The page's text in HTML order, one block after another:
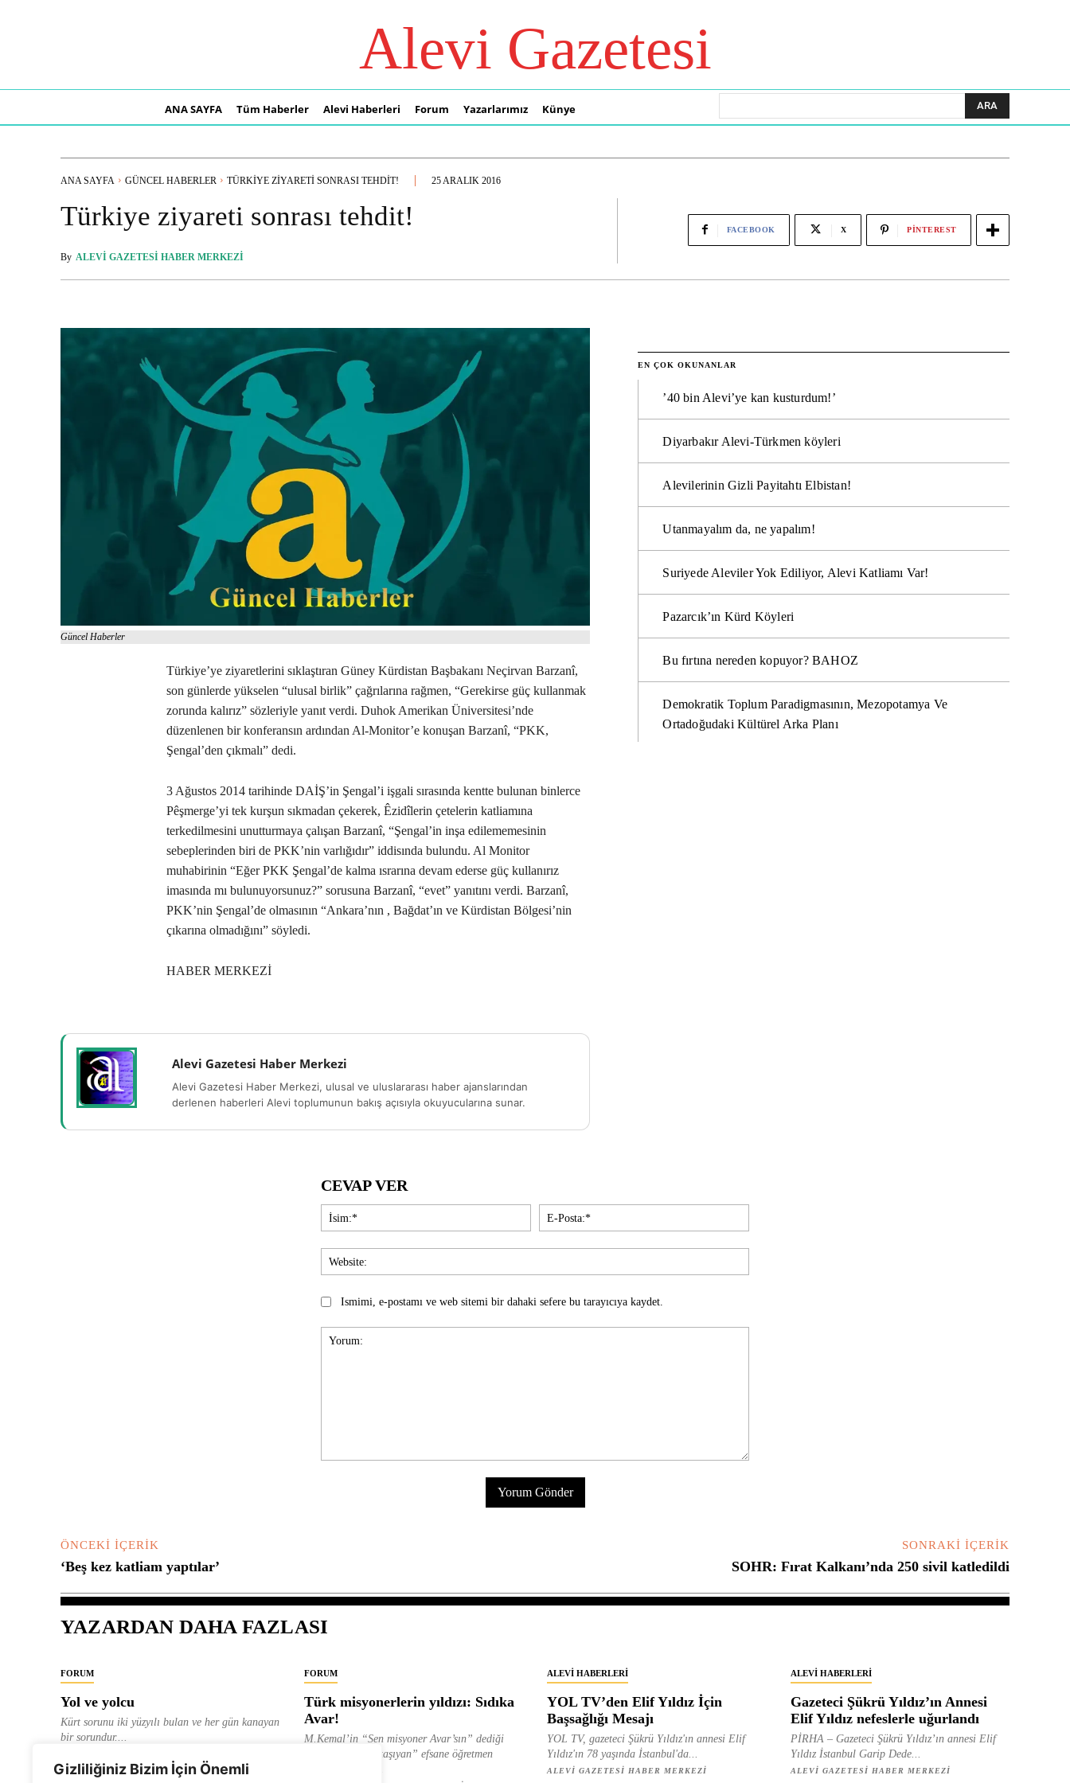
Gizliliğiniz Bizim İçin Önemli
Alevi Gazetesi
ANA SAYFA Tüm Haberler Alevi Haberleri Forum Yazarlarımız Künye ARA
ANA SAYFA GÜNCEL HABERLER TÜRKIYE ZIYARETI SONRASI TEHDIT! 25 ARALIK 2016
Türkiye ziyareti sonrası tehdit!
By ALEVI GAZETESI HABER MERKEZI
FACEBOOK X PINTEREST
Güncel Haberler
Türkiye’ye ziyaretlerini sıklaştıran Güney Kürdistan Başbakanı Neçirvan Barzanî,
son günlerde yükselen “ulusal birlik” çağrılarına rağmen, “Gerekirse güç kullanmak
zorunda kalırız” sözleriyle yanıt verdi. Duhok Amerikan Üniversitesi’nde
düzenlenen bir konferansın ardından Al-Monitor’e konuşan Barzanî, “PKK,
Şengal’den çıkmalı” dedi.
3 Ağustos 2014 tarihinde DAİŞ’in Şengal’i işgali sırasında kentte bulunan binlerce
Pêşmerge’yi tek kurşun sıkmadan çekerek, Êzidîlerin çetelerin katliamına
terkedilmesini unutturmaya çalışan Barzanî, “Şengal’in inşa edilememesinin
sebeplerinden biri de PKK’nin varlığıdır” iddisında bulundu. Al Monitor
muhabirinin “Eğer PKK Şengal’de kalma ısrarına devam ederse güç kullanırız
imasında mı bulunuyorsunuz?” sorusuna Barzanî, “evet” yanıtını verdi. Barzanî,
PKK’nin Şengal’de olmasının “Ankara’nın , Bağdat’ın ve Kürdistan Bölgesi’nin
çıkarına olmadığını” söyledi.
HABER MERKEZİ
Alevi Gazetesi Haber Merkezi
Alevi Gazetesi Haber Merkezi, ulusal ve uluslararası haber ajanslarından
derlenen haberleri Alevi toplumunun bakış açısıyla okuyucularına sunar.
EN ÇOK OKUNANLAR
’40 bin Alevi’ye kan kusturdum!’
Diyarbakır Alevi-Türkmen köyleri
Alevilerinin Gizli Payitahtı Elbistan!
Utanmayalım da, ne yapalım!
Suriyede Aleviler Yok Ediliyor, Alevi Katliamı Var!
Pazarcık’ın Kürd Köyleri
Bu fırtına nereden kopuyor? BAHOZ
Demokratik Toplum Paradigmasının, Mezopotamya Ve
Ortadoğudaki Kültürel Arka Planı
CEVAP VER
İsim:*
Posta:*
Ismimi, e-postamı ve web sitemi bir dahaki sefere bu tarayıcıya kaydet.
ÖNCEKI İÇERIK
‘Beş kez katliam yaptılar’
SONRAKI İÇERIK
SOHR: Fırat Kalkanı’nda 250 sivil katledildi
YAZARDAN DAHA FAZLASI
FORUM
Yol ve yolcu
Kürt sorunu iki yüzyılı bulan ve her gün kanayan
bir sorundur....
FORUM
Türk misyonerlerin yıldızı: Sıdıka
Avar!
M.Kemal’in “Sen misyoner Avar’sın” dediği
ve “dağlara ışık taşıyan” efsane öğretmen
ALEVI HABERLERI
YOL TV’den Elif Yıldız İçin
Başsağlığı Mesajı
YOL TV, gazeteci Şükrü Yıldız'ın annesi Elif
Yıldız'ın 78 yaşında İstanbul'da...
ALEVI GAZETESI HABER MERKEZI
ALEVI HABERLERI
Gazeteci Şükrü Yıldız’ın Annesi
Elif Yıldız nefeslerle uğurlandı
PİRHA – Gazeteci Şükrü Yıldız’ın annesi Elif
Yıldız İstanbul Garip Dede...
ALEVI GAZETESI HABER MERKEZI